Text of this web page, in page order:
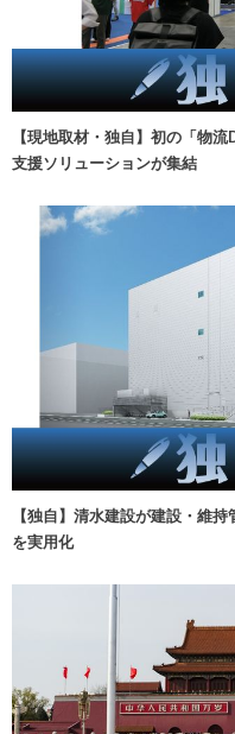
【現地取材・独自】初の「物
支援ソリューションが集結
【独自】清水建設が建設・維
を実用化